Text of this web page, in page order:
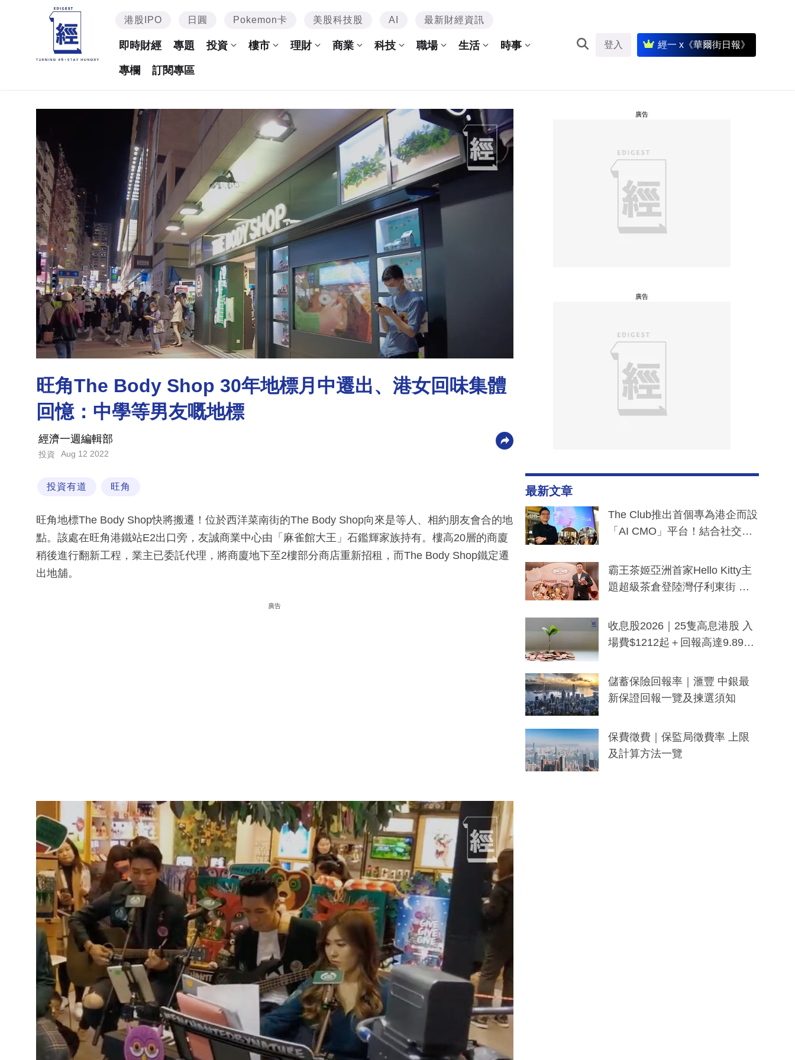
港股IPO 日圓 Pokemon卡 美股科技股 AI 最新財經資訊
即時財經 專題 投資 樓市 理財 商業 科技 職場 生活 時事
專欄 訂閱專區
登入 經一 x《華爾街日報》
旺角The Body Shop 30年地標月中遷出、港女回味集體
回憶：中學等男友嘅地標
經濟一週編輯部
投資 Aug 12 2022
投資有道 旺角
旺角地標The Body Shop快將搬遷！位於西洋菜南街的The Body Shop向來是等人、相約朋友會合的地
點。該處在旺角港鐵站E2出口旁，友誠商業中心由「麻雀館大王」石鑑輝家族持有。樓高20層的商廈
稍後進行翻新工程，業主已委託代理，將商廈地下至2樓部分商店重新招租，而The Body Shop鐵定遷
出地舖。
廣告
廣告
廣告
最新文章
The Club推出首個專為港企而設
「AI CMO」平台！結合社交聆
分鐘生成「貼地」宣傳短片
霸王茶姬亞洲首家Hello Kitty主
題超級茶倉登陸灣仔利東街 推
y及香港限定特調系列
收息股2026｜25隻高息港股 入
場費$1212起＋回報高達9.89
儲蓄保險回報率｜滙豐 中銀最
新保證回報一覽及揀選須知
保費徵費｜保監局徵費率 上限
及計算方法一覽